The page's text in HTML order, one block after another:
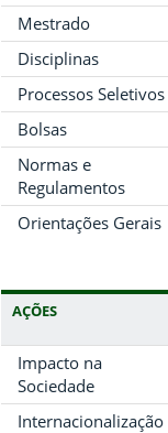
Mestrado
Disciplinas
Processos Seletivos
Bolsas
Normas e
Regulamentos
Orientações Gerais
AÇÕES
Impacto na
Sociedade
Internacionalização